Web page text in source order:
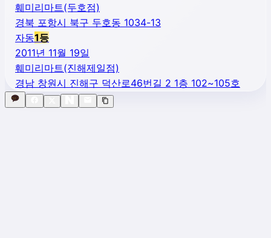
훼미리마트(두호점)
경북 포항시 북구 두호동 1034-13
자동1등
2011년 11월 19일
훼미리마트(진해제일점)
경남 창원시 진해구 덕산로46번길 2 1층 102~105호